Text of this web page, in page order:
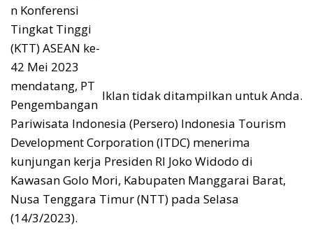
Iklan tidak ditampilkan untuk Anda.
n Konferensi
Tingkat Tinggi
(KTT) ASEAN ke-
42 Mei 2023
mendatang, PT
Pengembangan
Pariwisata Indonesia (Persero) Indonesia Tourism
Development Corporation (ITDC) menerima
kunjungan kerja Presiden RI Joko Widodo di
Kawasan Golo Mori, Kabupaten Manggarai Barat,
Nusa Tenggara Timur (NTT) pada Selasa
(14/3/2023).